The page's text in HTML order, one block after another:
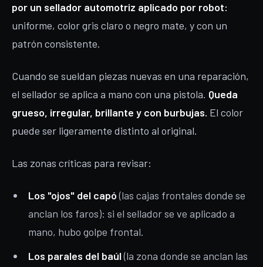
por un sellador automotriz aplicado por robot:
uniforme, color gris claro o negro mate, y con un
patrón consistente.
Cuando se sueldan piezas nuevas en una reparación,
el sellador se aplica a mano con una pistola. Queda
grueso, irregular, brillante y con burbujas. El color
puede ser ligeramente distinto al original.
Las zonas críticas para revisar:
Los "ojos" del capó(las cajas frontales donde se
anclan los faros): si el sellador se ve aplicado a
mano, hubo golpe frontal.
Los parales del baúl(la zona donde se anclan las